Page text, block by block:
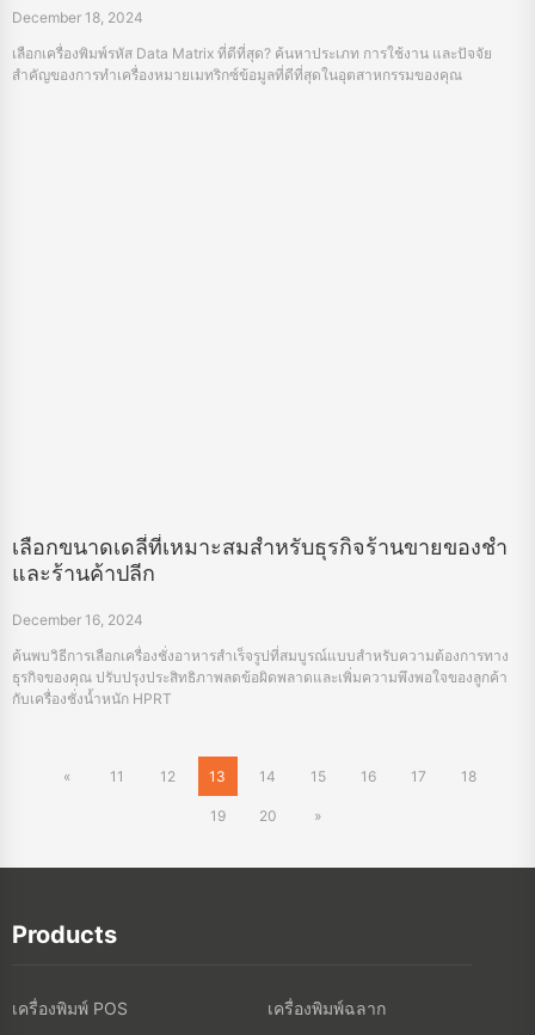
December 18, 2024
เลือกเครื่องพิมพ์รหัส Data Matrix ที่ดีที่สุด? ค้นหาประเภท การใช้งาน และปัจจัย
สำคัญของการทำเครื่องหมายเมทริกซ์ข้อมูลที่ดีที่สุดในอุตสาหกรรมของคุณ
เลือกขนาดเดลี่ที่เหมาะสมสำหรับธุรกิจร้านขายของชำ
และร้านค้าปลีก
December 16, 2024
ค้นพบวิธีการเลือกเครื่องชั่งอาหารสำเร็จรูปที่สมบูรณ์แบบสำหรับความต้องการทาง
ธุรกิจของคุณ ปรับปรุงประสิทธิภาพลดข้อผิดพลาดและเพิ่มความพึงพอใจของลูกค้า
กับเครื่องชั่งน้ำหนัก HPRT
« 11 12 13 14 15 16 17 18
19 20 »
Products
เครื่องพิมพ์ POS
เครื่องพิมพ์ฉลาก